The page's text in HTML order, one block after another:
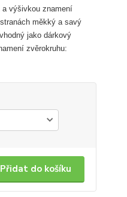
a výšivkou znamení
měkký a savý
jako dárkový
zvěrokruhu:
Přidat do košíku